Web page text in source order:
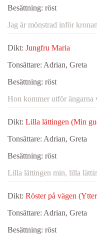
Besättning: röst
Jag är mönstrad inför
Dikt: Jungfru Maria
Tonsättare: Adrian, Greta
Besättning: röst
Hon kommer utför ängarna
Dikt: Lilla lättingen (Min
Tonsättare: Adrian, Greta
Besättning: röst
Lilla lättingen min, lilla
Dikt: Röster på vägen
Tonsättare: Adrian, Greta
Besättning: röst